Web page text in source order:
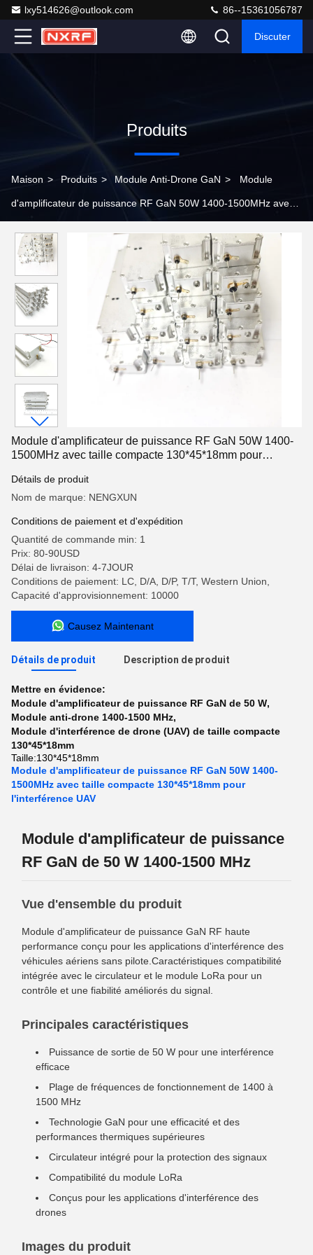
lxy514626@outlook.com 86--15361056787
Discuter
Produits
Maison > Produits > Module Anti-Drone GaN > Module
d'amplificateur de puissance RF GaN 50W 1400-1500MHz avec
Module d'amplificateur de puissance RF GaN 50W 1400-
1500MHz avec taille compacte 130*45*18mm pour
Détails de produit
Nom de marque: NENGXUN
Conditions de paiement et d'expédition
Quantité de commande min: 1
Prix: 80-90USD
Délai de livraison: 4-7JOUR
Conditions de paiement: LC, D/A, D/P, T/T, Western Union,
Capacité d'approvisionnement: 10000
Causez Maintenant
Détails de produit Description de produit
Mettre en évidence:
Module d'amplificateur de puissance RF GaN de 50 W,
Module anti-drone 1400-1500 MHz,
Module d'interférence de drone (UAV) de taille compacte
130*45*18mm
Taille:130*45*18mm
Module d'amplificateur de puissance RF GaN 50W 1400-
1500MHz avec taille compacte 130*45*18mm pour
l'interférence UAV
Module d'amplificateur de puissance
RF GaN de 50 W 1400-1500 MHz
Vue d'ensemble du produit
Module d'amplificateur de puissance GaN RF haute
performance conçu pour les applications d'interférence des
véhicules aériens sans pilote.Caractéristiques compatibilité
intégrée avec le circulateur et le module LoRa pour un
contrôle et une fiabilité améliorés du signal.
Principales caractéristiques
Puissance de sortie de 50 W pour une interférence
efficace
Plage de fréquences de fonctionnement de 1400 à
1500 MHz
Technologie GaN pour une efficacité et des
performances thermiques supérieures
Circulateur intégré pour la protection des signaux
Compatibilité du module LoRa
Conçus pour les applications d'interférence des
drones
Images du produit